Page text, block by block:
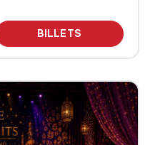
JEF NEVE ET TEUS
BILLETS DES